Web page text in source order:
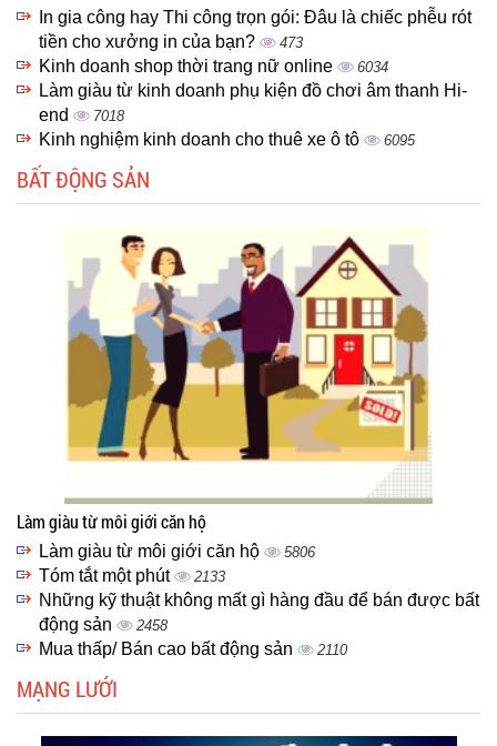
In gia công hay Thi công trọn gói: Đâu là chiếc phễu rót
tiền cho xưởng in của bạn?
473
Kinh doanh shop thời trang nữ online 6034
Làm giàu từ kinh doanh phụ kiện đồ chơi âm thanh Hi-
end
7018
Kinh nghiệm kinh doanh cho thuê xe ô tô 6095
BẤT ĐỘNG SẢN
Làm giàu từ môi giới căn hộ
Làm giàu từ môi giới căn hộ 5806
Tóm tắt một phút 2133
Những kỹ thuật không mất gì hàng đầu để bán được bất
động sản
2458
Mua thấp/ Bán cao bất động sản 2110
MẠNG LƯỚI